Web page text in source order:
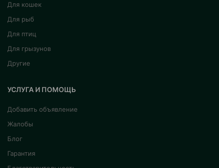
Для кошек
Для рыб
Для птиц
Для грызунов
Другие
УСЛУГА И ПОМОЩЬ
Добавить объявление
Жалобы
Блог
Гарантия